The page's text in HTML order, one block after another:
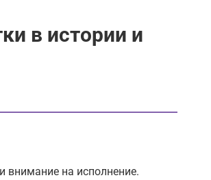
в истории и
внимание на исполнение.